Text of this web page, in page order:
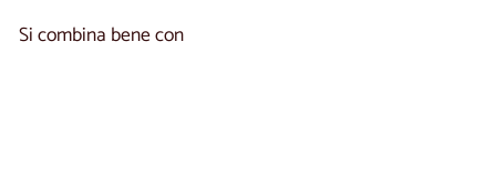
Si combina bene con